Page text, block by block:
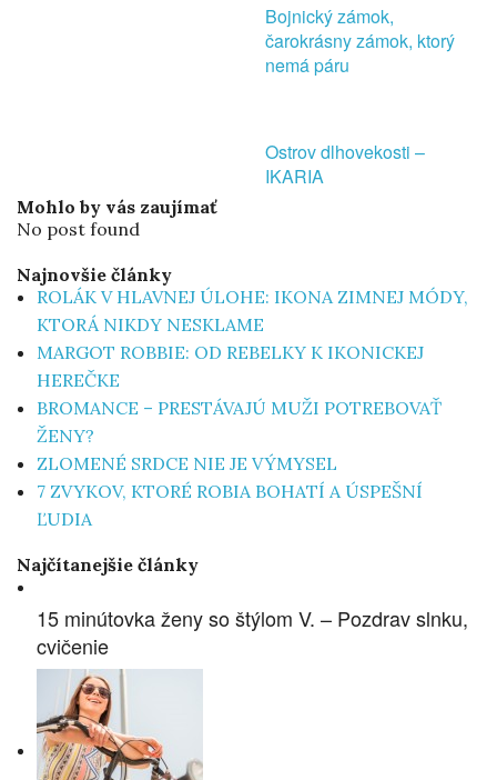
Bojnický zámok,
čarokrásny zámok, ktorý
nemá páru
Ostrov dlhovekosti –
IKARIA
Mohlo by vás zaujímať
No post found
Najnovšie články
ROLÁK V HLAVNEJ ÚLOHE: IKONA ZIMNEJ MÓDY,
KTORÁ NIKDY NESKLAME
MARGOT ROBBIE: OD REBELKY K IKONICKEJ
HEREČKE
BROMANCE – PRESTÁVAJÚ MUŽI POTREBOVAŤ
ŽENY?
ZLOMENÉ SRDCE NIE JE VÝMYSEL
7 ZVYKOV, KTORÉ ROBIA BOHATÍ A ÚSPEŠNÍ
ĽUDIA
Najčítanejšie články
15 minútovka ženy so štýlom V. – Pozdrav slnku,
cvičenie